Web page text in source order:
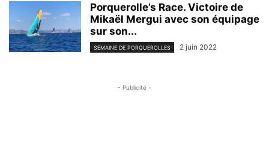
Porquerolle’s Race. Victoire de
Mikaël Mergui avec son équipage
sur son...
SEMAINE DE PORQUEROLLES 2 juin 2022
- Publicité -